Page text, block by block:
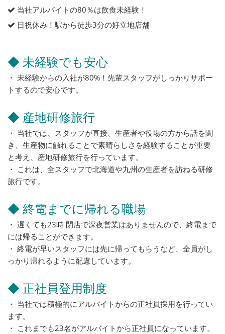
当社アルバイトの80％は飲食未経験！
日祝休み！駅から徒歩3分の好立地店舗
◆ 未経験でも安心
・ 未経験からの入社が80%！先輩スタッフがしっかりサポー
トするので安心です。
◆ 産地研修旅行
・ 当社では、スタッフが直接、生産者や役場の方から話を聞
き、生産物に触れることで素晴らしさを経験することが重要
と考え、産地研修旅行を行っています。
・ これは、全スタッフで北海道や九州の生産者を訪ねる研修
旅行です。
◆ 終電までに帰れる職場
・ 遅くても23時 閉店で深夜営業はありませんので、終電まで
には帰ることができます。
・ 終電が早いスタッフには先に帰ってもらうなど、全員がし
っかり帰れるように配慮しています。
◆ 正社員登用制度
・ 当社では積極的にアルバイトからの正社員採用を行ってい
ます。
・ これまでも23名がアルバイトから正社員になっています。